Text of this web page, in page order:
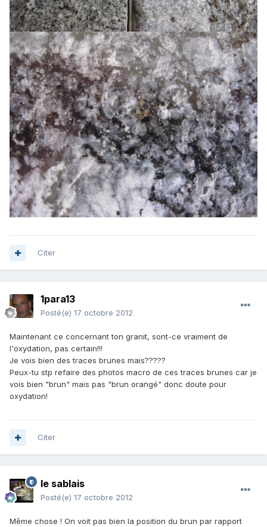
Citer
1para13
Posté(e) 17 octobre 2012
Maintenant ce concernant ton granit, sont-ce vraiment de
l'oxydation, pas certain!!!
Je vois bien des traces brunes mais?????
Peux-tu stp refaire des photos macro de ces traces brunes car je
vois bien "brun" mais pas "brun orangé" donc doute pour
oxydation!
Citer
le sablais
Posté(e) 17 octobre 2012
Même chose ! On voit pas bien la position du brun par rapport